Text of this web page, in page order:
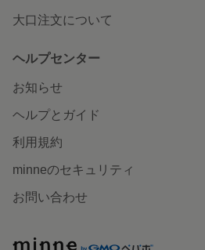
大口注文について
ヘルプセンター
お知らせ
ヘルプとガイド
利用規約
minneのセキュリティ
お問い合わせ